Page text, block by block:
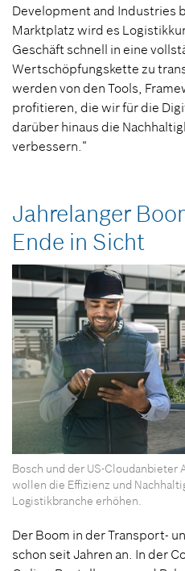
Development and Industries
Marktplatz wird es
Geschäft schnell in eine
Wertschöpfungskette zu
werden von den Tools,
profitieren, die wir für die
darüber hinaus die
verbessern.“
Jahrelanger
Ende in Sicht
Bosch und der US-Cloudanbieter
wollen die Effizienz und
Logistikbranche erhöhen.
Der Boom in der Transport-
schon seit Jahren an. In der